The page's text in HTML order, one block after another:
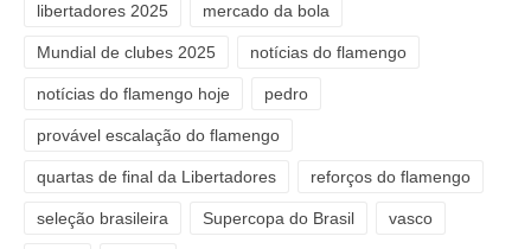
libertadores 2025 mercado da bola
Mundial de clubes 2025 notícias do flamengo
notícias do flamengo hoje pedro
provável escalação do flamengo
quartas de final da Libertadores reforços do flamengo
seleção brasileira Supercopa do Brasil vasco